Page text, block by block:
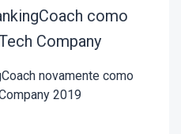
como
Company
novamente como
2019